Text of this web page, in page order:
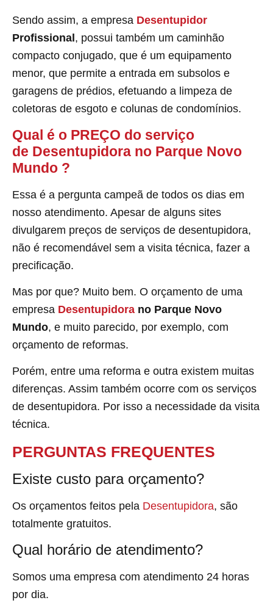
Sendo assim, a empresa Desentupidor
Profissional , possui também um caminhão
compacto conjugado, que é um equipamento
menor, que permite a entrada em subsolos e
garagens de prédios, efetuando a limpeza de
coletoras de esgoto e colunas de condomínios.
Qual é o PREÇO do serviço
de Desentupidora no Parque Novo
Mundo ?
Essa é a pergunta campeã de todos os dias em
nosso atendimento. Apesar de alguns sites
divulgarem preços de serviços de desentupidora,
não é recomendável sem a visita técnica, fazer a
precificação.
Mas por que? Muito bem. O orçamento de uma
empresa Desentupidora no Parque Novo
Mundo, e muito parecido, por exemplo, com
orçamento de reformas.
Porém, entre uma reforma e outra existem muitas
diferenças. Assim também ocorre com os serviços
de desentupidora. Por isso a necessidade da visita
técnica.
PERGUNTAS FREQUENTES
Existe custo para orçamento?
Os orçamentos feitos pela Desentupidora, são
totalmente gratuitos.
Qual horário de atendimento?
Somos uma empresa com atendimento 24 horas
por dia.